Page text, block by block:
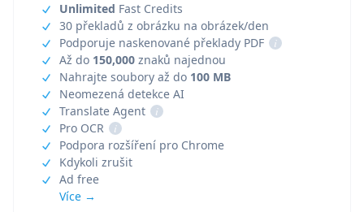
Unlimited Fast Credits
30 překladů z obrázku na obrázek/den
Podporuje naskenované překlady PDF
i
Až do 150,000 znaků najednou
Nahrajte soubory až do 100 MB
Neomezená detekce AI
Translate Agent
i
Pro OCR
i
Podpora rozšíření pro Chrome
Kdykoli zrušit
Ad free
Více →